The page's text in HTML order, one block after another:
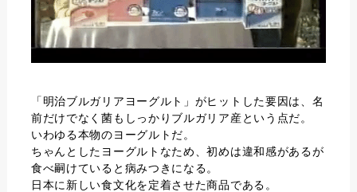
「明治ブルガリアヨーグルト」がヒットした要因は、名
前だけでなく菌もしっかりブルガリア産という点だ。
いわゆる本物のヨーグルトだ。
ちゃんとしたヨーグルトなため、初めは違和感があるが
食べ嗣けていると病みつきになる。
日本に新しい食文化を定着させた商品である。